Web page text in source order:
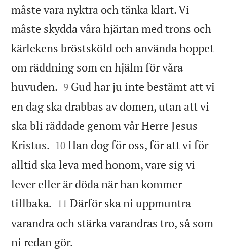
måste vara nyktra och tänka klart. Vi
måste skydda våra hjärtan med trons och
kärlekens bröstsköld och använda hoppet
om räddning som en hjälm för våra
huvuden. 

9 Gud har ju inte bestämt att vi
en dag ska drabbas av domen, utan att vi
ska bli räddade genom vår Herre Jesus
Kristus. 

10 Han dog för oss, för att vi för
alltid ska leva med honom, vare sig vi
lever eller är döda när han kommer
tillbaka. 

11 Därför ska ni uppmuntra
varandra och stärka varandras tro, så som
ni redan gör.